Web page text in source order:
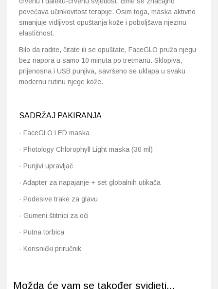
povećava učinkovitost terapije. Osim toga, maska aktivno
smanjuje vidljivost opuštanja kože i poboljšava njezinu
elastičnost.
Bilo da radite, čitate ili se opuštate, FaceGLO pruža njegu
bez napora u samo 10 minuta po tretmanu. Sklopiva,
prijenosna i USB punjiva, savršeno se uklapa u svaku
modernu rutinu njege kože.
SADRŽAJ PAKIRANJA
· FaceGLO LED maska
· Photology Chlorophyll Light maska (30 ml)
· Punjivi upravljač
· Adapter za napajanje + set globalnih utikača
· Podesive trake za glavu
· Gumeni štitnici za oči
· Putna torbica
· Korisnički priručnik
Možda će vam se također svidjeti...